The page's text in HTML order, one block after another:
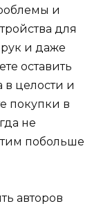
и
для
и даже
оставить
в целости и
покупки в
не
побольше
авторов